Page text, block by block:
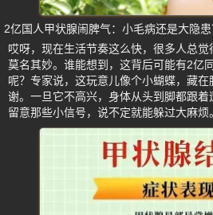
2亿国人甲状腺闹脾气：小毛病还是大隐患
哎呀，现在生活节奏这么快，很多人总
莫名其妙。谁能想到，这背后可能有2亿
呢？专家说，这玩意儿像个小蝴蝶，藏
谢。一旦它不高兴，身体从头到脚都跟
留意那些小信号，说不定就能躲过大麻烦。